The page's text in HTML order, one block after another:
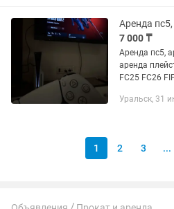
7 000 ₸
Аренда пс5,
аренда
FC25 FC26 FIFA 23 UFC 4
man Игры постепенно будут
Уральск, 31
1 2 3 ...